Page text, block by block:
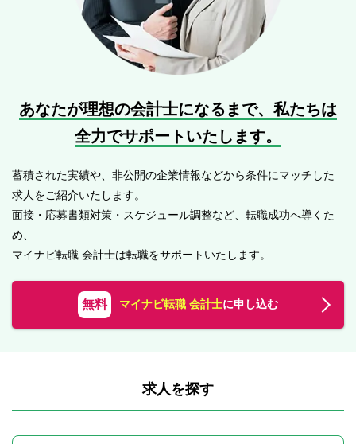
あなたが理想の会計士になるまで、 私たちは
全力でサポートいたします。
蓄積された実績や、非公開の企業情報などから条件にマッチした
求人をご紹介いたします。
面接・応募書類対策・スケジュール調整など、転職成功へ導くた
め、
マイナビ転職 会計士は転職をサポートいたします。
無料 マイナビ転職 会計士に申し込む
求人を探す